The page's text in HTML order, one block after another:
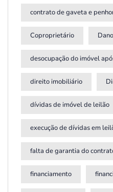
contrato de gaveta e
Coproprietário
desocupação do imóvel
direito imobiliário
dívidas de imóvel de leilão
execução de dívidas em
falta de garantia do
financiamento